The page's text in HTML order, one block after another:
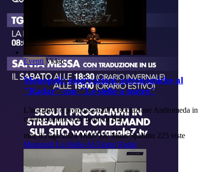
Eventi Video
Monopoli: osservazioni astronomiche al
"Radar" con "Le stelle a teatro"
L'iniziativa è promossa dall’Associazione Andromeda in
collaborazione con Teatri di Bari
mer, 05 ago 2026 18:07 Di: Mino Spalluto 225 viste
Monopoli Le-Stelle-Al-Teatro Radar